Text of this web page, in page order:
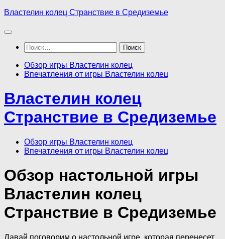
Перейти
содержимому
Властелин колец Странствие в Средиземье
Найти:
Обзор игры Властелин колец
Впечатления от игры Властелин колец
Властелин колец
Странствие в Средиземье
Обзор игры Властелин колец
Впечатления от игры Властелин колец
Обзор настольной игры
Властелин колец
Странствие в Средиземье
Давай поговорим о настольной игре, которая перенесет